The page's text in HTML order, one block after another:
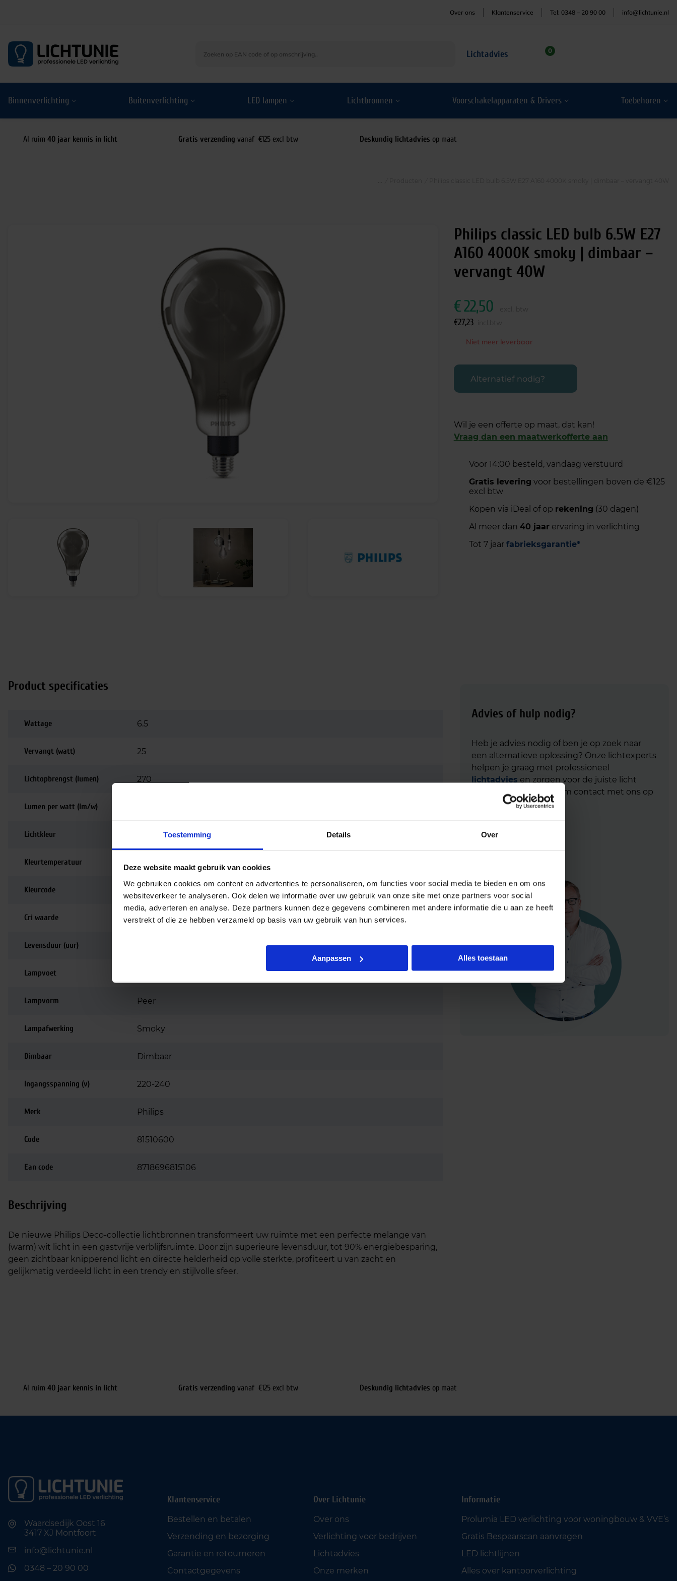
Toestemming Details Over
Deze website maakt gebruik van cookies
We gebruiken cookies om content en advertenties te personaliseren, om functies voor social media te bieden en om ons
websiteverkeer te analyseren. Ook delen we informatie over uw gebruik van onze site met onze partners voor social
media, adverteren en analyse. Deze partners kunnen deze gegevens combineren met andere informatie die u aan ze heeft
verstrekt of die ze hebben verzameld op basis van uw gebruik van hun services.
Aanpassen Alles toestaan
Over ons Klantenservice Tel: 0348 – 20 90 00 info@lichtunie.nl
Lichtadvies 0
Binnenverlichting Buitenverlichting LED lampen Lichtbronnen Voorschakelapparaten & Drivers Toebehoren
Al ruim 40 jaar kennis in licht Gratis verzending vanaf €125 excl btw Deskundig lichtadvies op maat
Philips classic LED bulb 6.5W E27
A160 4000K smoky | dimbaar –
vervangt 40W
€22,50
€27,23
Niet meer leverbaar
Alternatief nodig?
Wil je een offerte op maat, dat kan!
Vraag dan een maatwerkofferte aan
Voor 14:00 besteld, vandaag verstuurd
Gratis levering voor bestellingen boven de €125
excl btw
Kopen via iDeal of op rekening (30 dagen)
Al meer dan 40 jaarervaring in verlichting
Tot 7 jaar fabrieksgarantie*
Product specificaties
Wattage 6.5
Vervangt (watt) 25
Lichtopbrengst (lumen) 270
Lumen per watt (lm/w)
Lichtkleur 4000K
Kleurtemperatuur 4000K | Koelwit
Kleurcode 840
Cri waarde 80-89 | Goede kleurweergave
Levensduur (uur)
Lampvoet
Lampvorm Peer
Lampafwerking Smoky
Dimbaar Dimbaar
Ingangsspanning (v) 220-240
Merk Philips
Code 81510600
Ean code 8718696815106
Beschrijving
De nieuwe Philips Deco-collectie lichtbronnen transformeert uw ruimte met een perfecte melange van
(warm) wit licht in een gastvrije verblijfsruimte. Door zijn superieure levensduur, tot 90% energiebesparing,
geen zichtbaar knipperend licht en directe helderheid op volle sterkte, profiteert u van zacht en
gelijkmatig verdeeld licht in een trendy en stijlvolle sfeer.
Advies of hulp nodig?
Heb je advies nodig of ben je op zoek naar
een alternatieve oplossing? Onze lichtexperts
helpen je graag met professioneel
lichtadvies en zorgen voor de juiste licht
oplossing. Aarzel niet om contact met ons op
te nemen.
Al ruim 40 jaar kennis in licht Gratis verzending vanaf €125 excl btw Deskundig lichtadvies op maat
Waardsedijk Oost 16
3417 XJ Montfoort
info@lichtunie.nl
0348 – 20 90 00
Klantenservice
Bestellen en betalen
Verzending en bezorging
Garantie en retourneren
Contactgegevens
Over Lichtunie
Over ons
Verlichting voor bedrijven
Lichtadvies
Onze merken
Informatie
Prolumia LED verlichting voor woningbouw & VVE’s
Gratis Bespaarscan aanvragen
LED lichtlijnen
Alles over kantoorverlichting